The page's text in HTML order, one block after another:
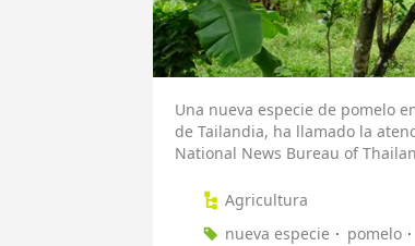
Una nueva especie de pomelo
de Tailandia, ha llamado la
National News Bureau of
Agricultura
nueva especie
pomelo